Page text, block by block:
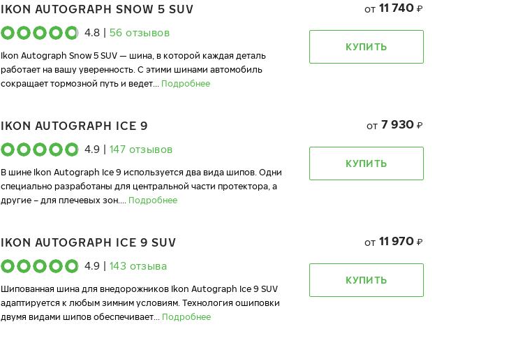
IKON AUTOGRAPH SNOW 5 SUV
4.8 56 отзывов
Ikon Autograph Snow 5 SUV — шина, в которой каждая деталь
работает на вашу уверенность. С этими шинами автомобиль
сокращает тормозной путь и ведет... Подробнее
от 11 740 ₽
КУПИТЬ
IKON AUTOGRAPH ICE 9
4.9 147 отзывов
В шине Ikon Autograph Ice 9 используется два вида шипов. Одни
специально разработаны для центральной части протектора, а
другие – для плечевых зон.... Подробнее
от 7 930 ₽
КУПИТЬ
IKON AUTOGRAPH ICE 9 SUV
4.9 143 отзыва
Шипованная шина для внедорожников Ikon Autograph Ice 9 SUV
адаптируется к любым зимним условиям. Технология ошиповки
двумя видами шипов обеспечивает... Подробнее
от 11 970 ₽
КУПИТЬ